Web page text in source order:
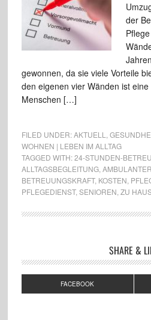
der
gewonnen, da sie viele Vorteile
den eigenen vier Wänden ist
Menschen […]
FILED UNDER:AKTUELL
WOHNEN | LEBEN IM ALLTAG
TAGGED WITH:24-STUNDEN-
ALLTAGSBEGLEITUNG, AMBULANTER
BETREUUNGSKRAFT, KOSTEN
PFLEGEDIENST, SENIOREN ZU
SHARE &
FACEBOOK